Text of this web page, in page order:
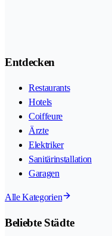
Entdecken
Restaurants
Hotels
Coiffeure
Ärzte
Elektriker
Sanitärinstallation
Garagen
Alle Kategorien
Beliebte Städte